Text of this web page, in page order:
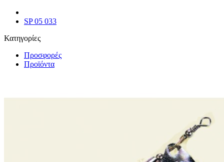
SP 05 033
Κατηγορίες
Προσφορές
Προϊόντα